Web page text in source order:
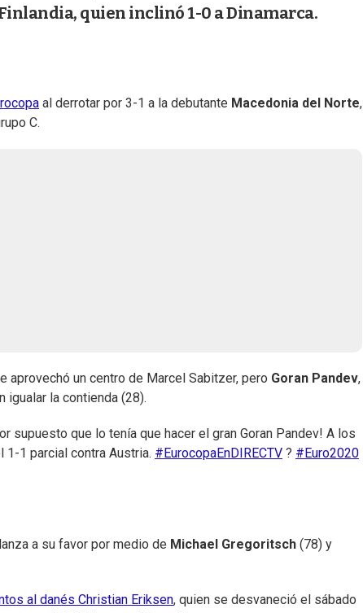
quien inclinó 1-0 a Dinamarca.
al derrotar por 3-1 a la debutante Macedonia del Norte,
C.
aprovechó un centro de Marcel Sabitzer, pero Goran Pandev,
igualar la contienda (28).
supuesto que lo tenía que hacer el gran Goran Pandev! A los
1-1 parcial contra Austria. #EurocopaEnDIRECTV ? #Euro2020
a su favor por medio de Michael Gregoritsch (78) y
al danés Christian Eriksen, quien se desvaneció el sábado